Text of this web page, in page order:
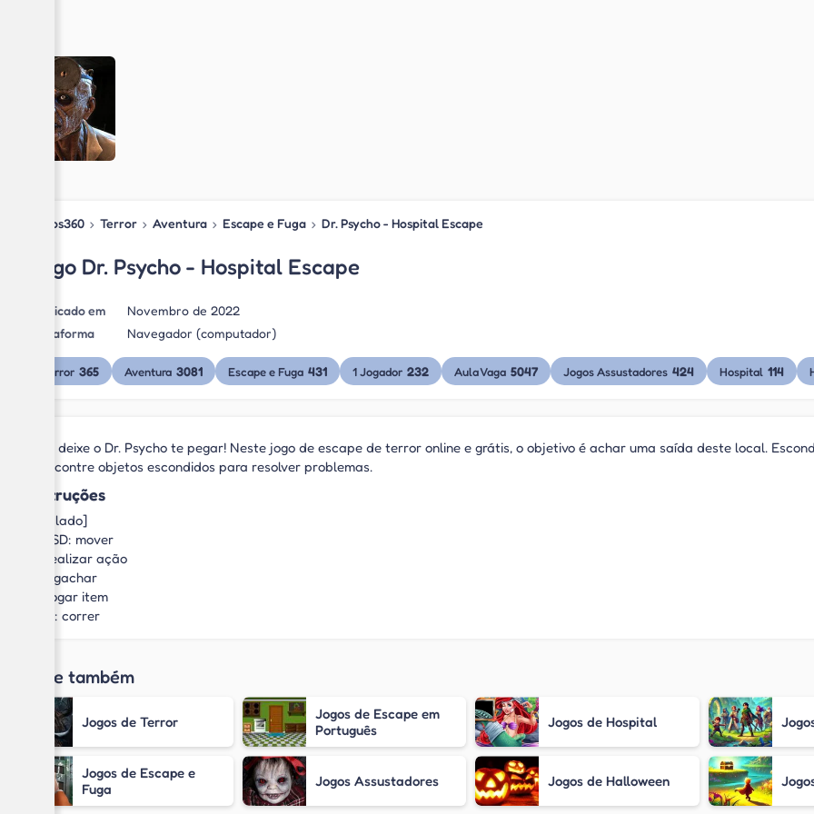
Jogos360 › Terror › Aventura › Escape e Fuga › Dr. Psycho - Hospital Escape
Jogo Dr. Psycho - Hospital Escape
Publicado em
Novembro de 2022
Plataforma
Navegador (computador)
Terror 365 Aventura 3081 Escape e Fuga 431 1 Jogador 232 Aula Vaga 5047 Jogos Assustadores 424 Hospital 114
Não deixe o Dr. Psycho te pegar! Neste jogo de escape de terror online e grátis, o objetivo é achar uma saída deste local.
e encontre objetos escondidos para resolver problemas.
Instruções
[Teclado]
WASD: mover
E: realizar ação
C: agachar
G: jogar item
Shift: correr
Jogue também
Jogos de Terror
Jogos de Escape em
Português
Jogos de Hospital
Jogos de Escape e
Fuga
Jogos Assustadores Jogos de Halloween